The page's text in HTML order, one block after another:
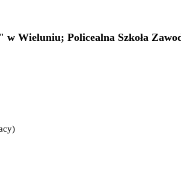
w Wieluniu; Policealna Szkoła